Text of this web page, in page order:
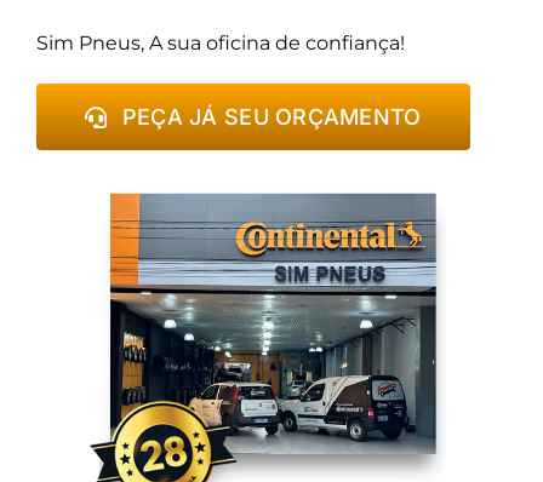
Sim Pneus, A sua oficina de confiança!
PEÇA JÁ SEU ORÇAMENTO